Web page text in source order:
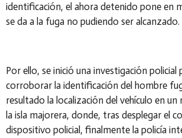
identificación, el ahora detenido pone en
se da a la fuga no pudiendo ser alcanzado.
Por ello, se inició una investigación policial
corroborar la identificación del hombre
resultado la localización del vehículo en
la isla majorera, donde, tras desplegar el
dispositivo policial, finalmente la policía